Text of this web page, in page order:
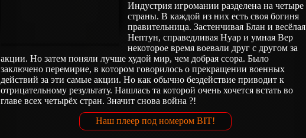
Индустрия игромании разделена на четыре
страны. В каждой из них есть своя богиня
правительница. Застенчивая Блан и весёлая
Нептун, справедливая Нуар и умная Вер
некоторое время воевали друг с другом за
акции. Но затем поняли лучше худой мир, чем добрая ссора. Было
заключено перемирие, в котором говорилось о прекращении военных
действий за эти самые акции. Но как обычно бездействие приводит к
отрицательному результату. Нашлась та которой очень хочется встать во
главе всех четырёх стран. Значит снова война ?!
Наш плеер под номером BIT!